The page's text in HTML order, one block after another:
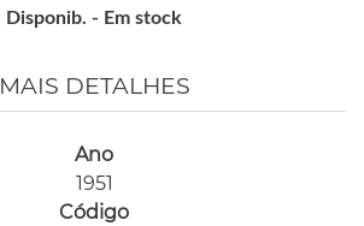
Disponib. - Em stock
MAIS DETALHES
Ano
1951
Código